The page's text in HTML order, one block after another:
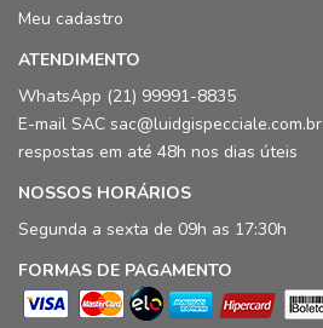
Meu cadastro
ATENDIMENTO
WhatsApp (21) 99991-8835
E-mail SAC sac@luidgispecciale.com.br
respostas em até 48h nos dias úteis
NOSSOS HORÁRIOS
Segunda a sexta de 09h as 17:30h
FORMAS DE PAGAMENTO